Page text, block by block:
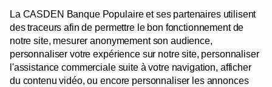
Nos partenaires institutionnels
Devenir Sociétaire
Votre satisfaction
Espace presse
Recrutement
La CASDEN Banque Populaire et ses partenaires utilisent
des traceurs afin de permettre le bon fonctionnement de
notre site, mesurer anonymement son audience,
personnaliser votre expérience sur notre site, personnaliser
l'assistance commerciale suite à votre navigation, afficher
du contenu vidéo, ou encore personnaliser les annonces